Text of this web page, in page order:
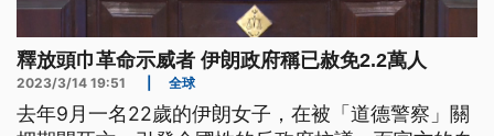
釋放頭巾革命示威者 伊朗政府稱已赦免2.2萬人
2023/3/14 19:51 全球
去年9月一名22歲的伊朗女子，在被「道德警察」關